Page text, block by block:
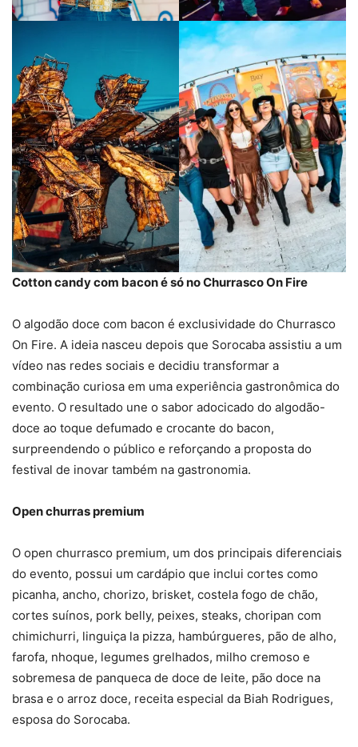
Cotton candy com bacon é só no Churrasco On Fire
O algodão doce com bacon é exclusividade do Churrasco
On Fire. A ideia nasceu depois que Sorocaba assistiu a um
vídeo nas redes sociais e decidiu transformar a
combinação curiosa em uma experiência gastronômica do
evento. O resultado une o sabor adocicado do algodão-
doce ao toque defumado e crocante do bacon,
surpreendendo o público e reforçando a proposta do
festival de inovar também na gastronomia.
Open churras premium
O open churrasco premium, um dos principais diferenciais
do evento, possui um cardápio que inclui cortes como
picanha, ancho, chorizo, brisket, costela fogo de chão,
cortes suínos, pork belly, peixes, steaks, choripan com
chimichurri, linguiça la pizza, hambúrgueres, pão de alho,
farofa, nhoque, legumes grelhados, milho cremoso e
sobremesa de panqueca de doce de leite, pão doce na
brasa e o arroz doce, receita especial da Biah Rodrigues,
esposa do Sorocaba.